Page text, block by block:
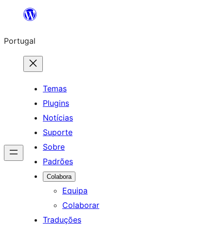
Saltar
o
conteúdo
Portugal
Temas
Plugins
Notícias
Suporte
Sobre
Padrões
Colabora
Equipa
Colaborar
Traduções